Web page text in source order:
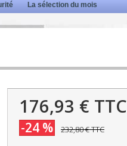
La sélection du mois
176,93 € TTC
-24 % 232,80 €TTC